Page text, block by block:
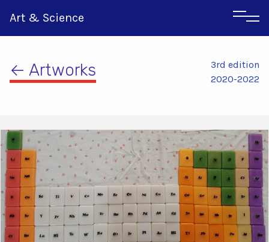
Art & Science
← Artworks
3rd edition
2020-2022